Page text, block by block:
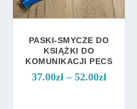
PASKI-SMYCZE DO
KSIĄŻKI DO
KOMUNIKACJI PECS
37.00zł – 52.00złZ